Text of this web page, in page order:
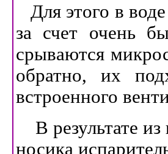
Для этого в
за счет очень
срываются
обратно, их
встроенного
В результате
носика